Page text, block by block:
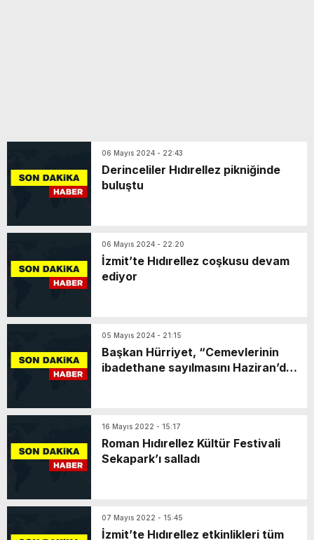
06 Mayıs 2024 - 22:43
Derinceliler Hıdırellez pikniğinde
buluştu
06 Mayıs 2024 - 22:20
İzmit’te Hıdırellez coşkusu devam
ediyor
05 Mayıs 2024 - 21:15
Başkan Hürriyet, “Cemevlerinin
ibadethane sayılmasını Haziran’da
16 Mayıs 2022 - 15:17
Roman Hıdırellez Kültür Festivali
Sekapark’ı salladı
07 Mayıs 2022 - 15:45
İzmit’te Hıdırellez etkinlikleri tüm